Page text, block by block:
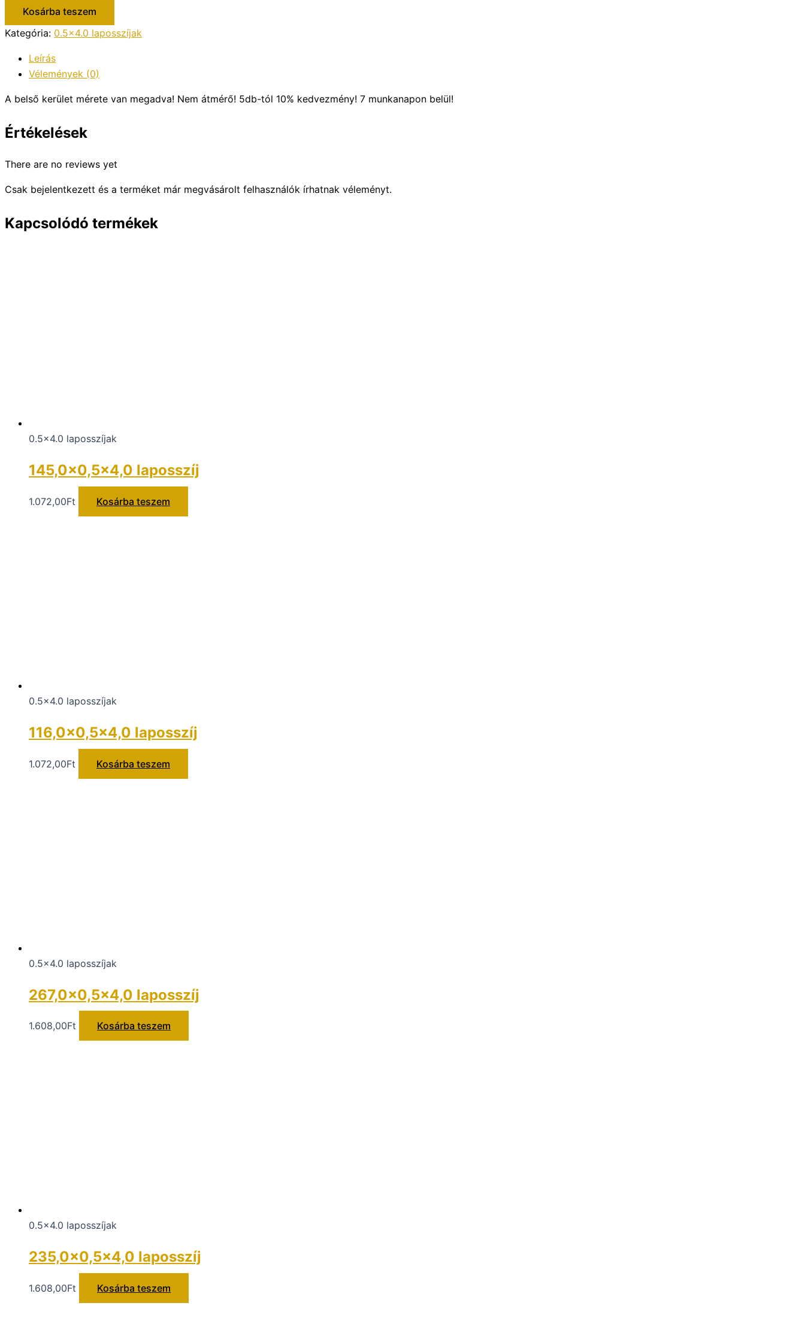
Kosárba teszem
Kategória: 0.5x4.0 laposszíjak
Leírás
Vélemények (0)
A belső kerület mérete van megadva! Nem átmérő! 5db-tól 10% kedvezmény! 7 munkanapon belül!
Értékelések
There are no reviews yet
Csak bejelentkezett és a terméket már megvásárolt felhasználók írhatnak véleményt.
Kapcsolódó termékek
0.5x4.0 laposszíjak
145,0×0,5×4,0 laposszíj
1.072,00Ft Kosárba teszem
0.5x4.0 laposszíjak
116,0×0,5×4,0 laposszíj
1.072,00Ft Kosárba teszem
0.5x4.0 laposszíjak
267,0×0,5×4,0 laposszíj
1.608,00Ft Kosárba teszem
0.5x4.0 laposszíjak
235,0×0,5×4,0 laposszíj
1.608,00Ft Kosárba teszem